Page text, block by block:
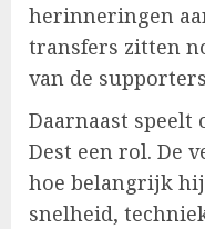
herinneringen
transfers zitten
van de
Daarnaast speelt
Dest een rol. De
hoe belangrijk
snelheid,